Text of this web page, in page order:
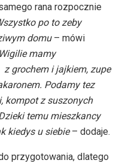
rana rozpocznie
po to zeby
domu– mówi
mamy
grochem i jajkiem, zupe
Podamy tez
kompot z suszonych
temu mieszkancy
kiedys u siebie– dodaje.
przygotowania, dlatego